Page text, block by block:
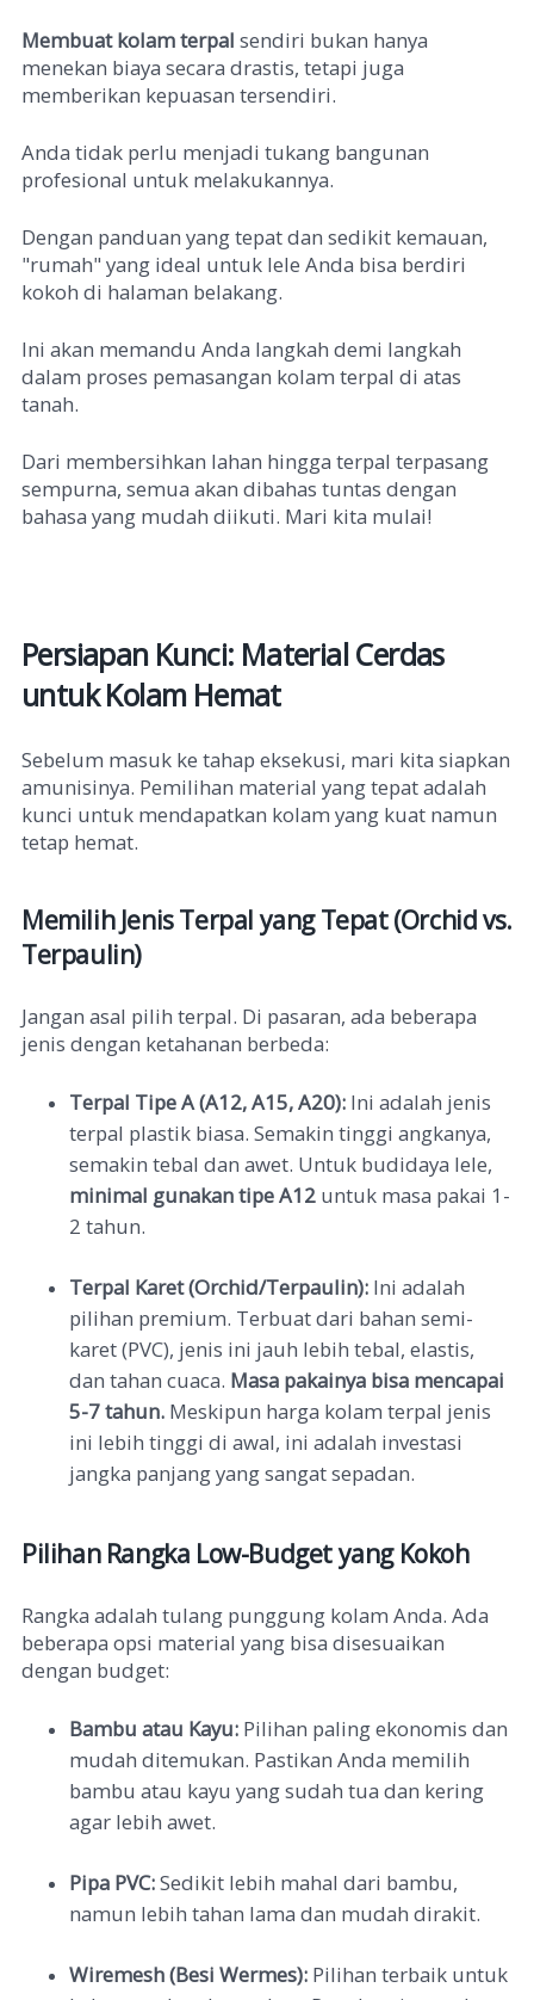
Membuat kolam terpal sendiri bukan hanya
menekan biaya secara drastis, tetapi juga
memberikan kepuasan tersendiri.
Anda tidak perlu menjadi tukang bangunan
profesional untuk melakukannya.
Dengan panduan yang tepat dan sedikit kemauan,
"rumah" yang ideal untuk lele Anda bisa berdiri
kokoh di halaman belakang.
Ini akan memandu Anda langkah demi langkah
dalam proses pemasangan kolam terpal di atas
tanah.
Dari membersihkan lahan hingga terpal terpasang
sempurna, semua akan dibahas tuntas dengan
bahasa yang mudah diikuti. Mari kita mulai!
Persiapan Kunci: Material Cerdas
untuk Kolam Hemat
Sebelum masuk ke tahap eksekusi, mari kita siapkan
amunisinya. Pemilihan material yang tepat adalah
kunci untuk mendapatkan kolam yang kuat namun
tetap hemat.
Memilih Jenis Terpal yang Tepat (Orchid vs.
Terpaulin)
Jangan asal pilih terpal. Di pasaran, ada beberapa
jenis dengan ketahanan berbeda:
Terpal Tipe A (A12, A15, A20): Ini adalah jenis
terpal plastik biasa. Semakin tinggi angkanya,
semakin tebal dan awet. Untuk budidaya lele,
minimal gunakan tipe A12 untuk masa pakai 1-
2 tahun.
Terpal Karet (Orchid/Terpaulin): Ini adalah
pilihan premium. Terbuat dari bahan semi-
karet (PVC), jenis ini jauh lebih tebal, elastis,
dan tahan cuaca. Masa pakainya bisa mencapai
5-7 tahun. Meskipun harga kolam terpal jenis
ini lebih tinggi di awal, ini adalah investasi
jangka panjang yang sangat sepadan.
Pilihan Rangka Low-Budget yang Kokoh
Rangka adalah tulang punggung kolam Anda. Ada
beberapa opsi material yang bisa disesuaikan
dengan budget:
Bambu atau Kayu: Pilihan paling ekonomis dan
mudah ditemukan. Pastikan Anda memilih
bambu atau kayu yang sudah tua dan kering
agar lebih awet.
Pipa PVC:Sedikit lebih mahal dari bambu,
namun lebih tahan lama dan mudah dirakit.
Wiremesh (Besi Wermes): Pilihan terbaik untuk